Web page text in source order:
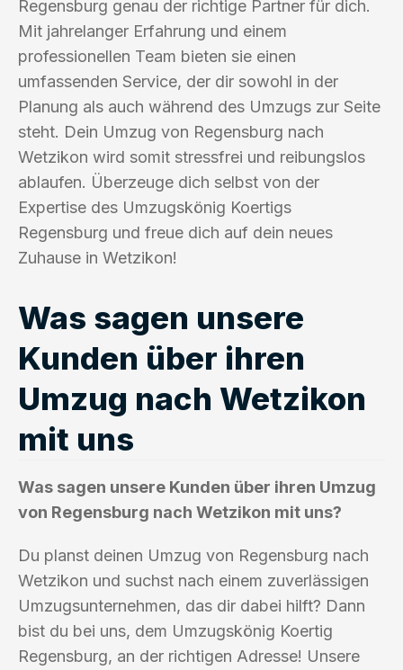
Regensburg genau der richtige Partner für dich.
Mit jahrelanger Erfahrung und einem
professionellen Team bieten sie einen
umfassenden Service, der dir sowohl in der
Planung als auch während des Umzugs zur Seite
steht. Dein Umzug von Regensburg nach
Wetzikon wird somit stressfrei und reibungslos
ablaufen. Überzeuge dich selbst von der
Expertise des Umzugskönig Koertigs
Regensburg und freue dich auf dein neues
Zuhause in Wetzikon!
Was sagen unsere
Kunden über ihren
Umzug nach Wetzikon
mit uns
Was sagen unsere Kunden über ihren Umzug
von Regensburg nach Wetzikon mit uns?
Du planst deinen Umzug von Regensburg nach
Wetzikon und suchst nach einem zuverlässigen
Umzugsunternehmen, das dir dabei hilft? Dann
bist du bei uns, dem Umzugskönig Koertig
Regensburg, an der richtigen Adresse! Unsere